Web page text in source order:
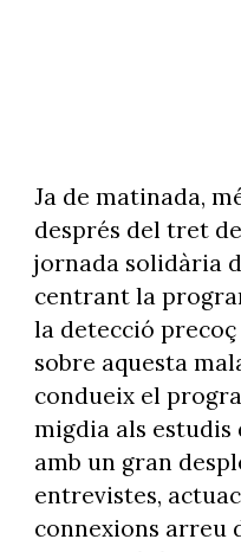
Ja de matinada,
després del tret
jornada solidària
centrant la
la detecció
sobre aquesta
condueix el
migdia als estudis
amb un gran
entrevistes,
connexions arreu